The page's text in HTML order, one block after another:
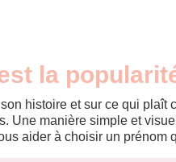
la
histoire et sur ce qui
Une manière simple et
aider à choisir un prénom